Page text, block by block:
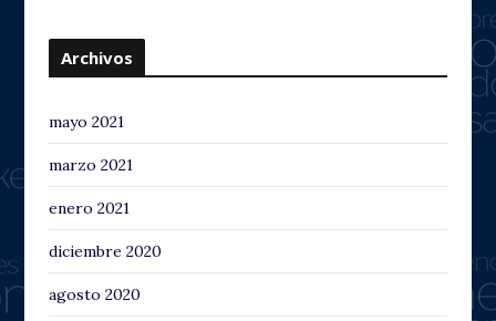
Archivos
mayo 2021
marzo 2021
enero 2021
diciembre 2020
agosto 2020